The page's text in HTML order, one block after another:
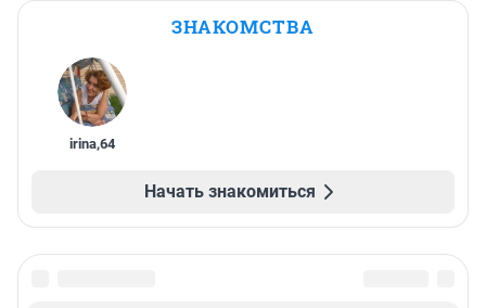
ЗНАКОМСТВА
irina,64
Начать знакомиться